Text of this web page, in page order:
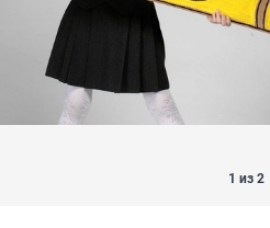
1 из 2